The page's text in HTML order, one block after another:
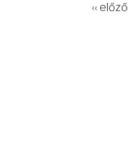
‹‹ előző